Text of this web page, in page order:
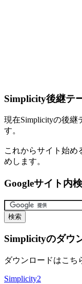
Simplicity後継テ
現在Simplicityの後継
す。
これからサイト始め
めします。
Googleサイト内
Simplicityのダウ
ダウンロードはこち
Simplicity2